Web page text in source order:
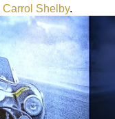
Carrol Shelby.